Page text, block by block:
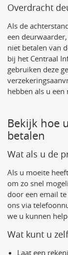
Overdracht
Als de
een
niet betalen van
bij het Centraal
gebruiken deze
hebben als u
Bekijk hoe
betalen
Wat als u de
Als u moeite
om zo snel
door een email
ons via
we u kunnen
Wat kunt u
Laat een